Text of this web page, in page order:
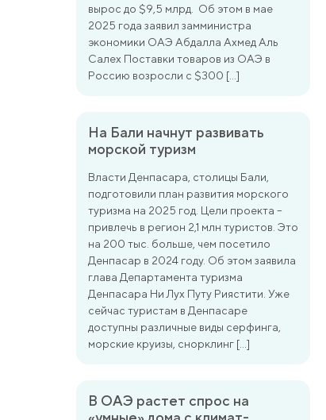
вырос до $9,5 млрд. Об этом в мае
2025 года заявил замминистра
экономики ОАЭ Абдалла Ахмед Аль
Салех Поставки товаров из ОАЭ в
Россию возросли с $300 […]
На Бали начнут развивать
морской туризм
Власти Денпасара, столицы Бали,
подготовили план развития морского
туризма на 2025 год. Цели проекта –
привлечь в регион 2,1 млн туристов. Это
на 200 тыс. больше, чем посетило
Денпасар в 2024 году. Об этом заявила
глава Департамента туризма
Денпасара Ни Лух Путу Риястити. Уже
сейчас туристам в Денпасаре
доступны различные виды серфинга,
морские круизы, снорклинг […]
В ОАЭ растет спрос на